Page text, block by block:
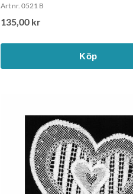
Art nr. 0521 B
135,00 kr
Köp